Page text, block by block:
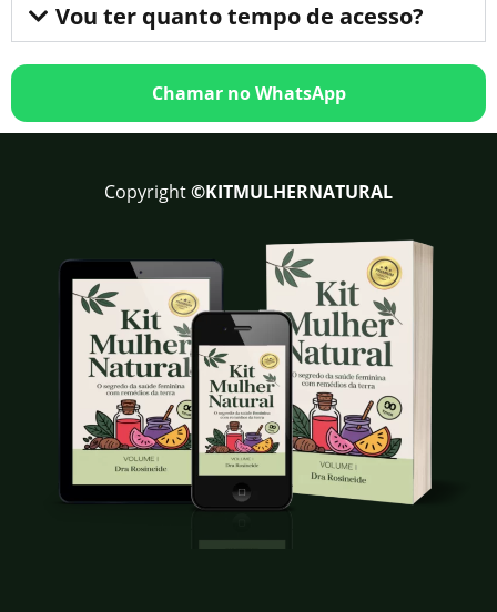
Vou ter quanto tempo de acesso?
Chamar no WhatsApp
Copyright©KITMULHERNATURAL